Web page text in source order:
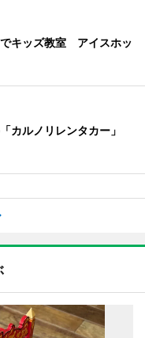
キッズ教室 アイスホッ
カルノリレンタカー」